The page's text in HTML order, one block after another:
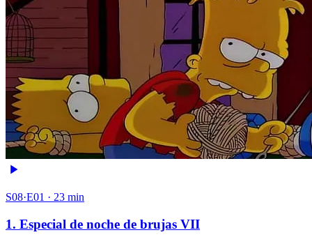
S08·E01 · 23 min
1. Especial de noche de brujas VII